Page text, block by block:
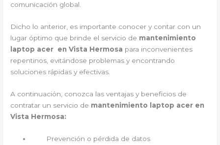
comunicación global.
Dicho lo anterior, es importante conocer y contar con un
lugar óptimo que brinde el servicio de mantenimiento
laptop acer en Vista Hermosa para inconvenientes
repentinos, evitándose problemas y encontrando
soluciones rápidas y efectivas.
A continuación, conozca las ventajas y beneficios de
contratar un servicio de mantenimiento laptop acer en
Vista Hermosa:
Prevención o pérdida de datos